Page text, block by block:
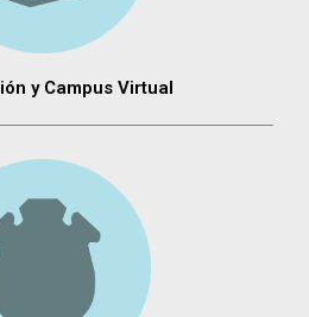
y Campus Virtual